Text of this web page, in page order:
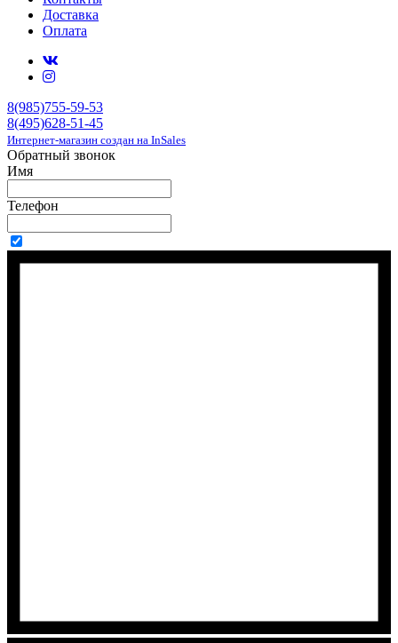
Доставка
Оплата
8(985)755-59-53
8(495)628-51-45
Интернет-магазин создан на InSales
Обратный звонок
Имя
Телефон